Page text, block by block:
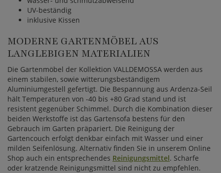
UV-beständig
inklusive Kissen
MODERNE GARTENMÖBEL AUS
LANGLEBIGEN MATERIALIEN
Die Gartenmöbel der Kollektion VALLDEMOSSA werden aus
einem stabilen, sowie witterungsbeständigem
Aluminiumgestell gefertigt. Die Bespannung aus Ardenza-Seil
hält Temperaturen von -40 bis +80 Grad stand und ist
resistent gegenüber Schimmel. Durch die Kombination dieser
beiden Werkstoffe ist das Gartensofa bestens für den
Gebrauch im Garten präpariert. Die Reinigung der
Gartencouch erfolgt denkbar einfach mit Wasser und einer
milden Seifenlösung. Alternativ finden Sie in unserem Online
Shop auch ein entsprechendes Reinigungsmittel. Scharfe
oder kratzende Reinigungsmittel sind nicht zu empfehlen.